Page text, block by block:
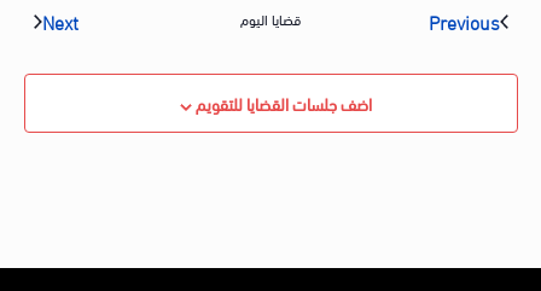
Previous قضايا اليوم Next
اضف جلسات القضايا للتقويم